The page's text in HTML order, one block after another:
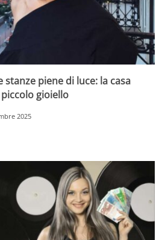
stanze piene di luce: la casa
gioiello
2025